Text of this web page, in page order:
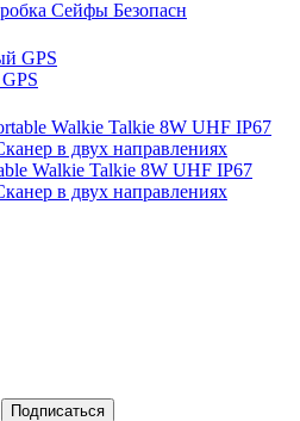
Сейфы Безопасн
Walkie Talkie 8W UHF IP67
в двух направлениях
Подписаться